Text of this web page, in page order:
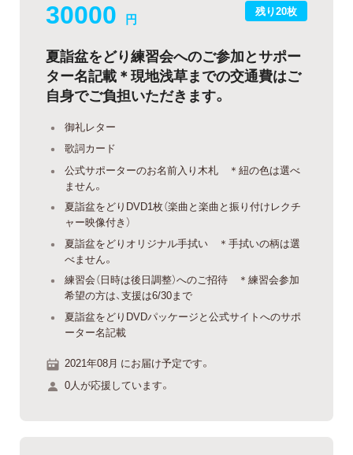
残り20枚
30000 円
夏詣盆をどり練習会へのご参加とサポー
ター名記載＊現地浅草までの交通費はご
自身でご負担いただきます。
御礼レター
歌詞カード
公式サポーターのお名前入り木札 ＊紐の色は選べ
ません。
夏詣盆をどりDVD1枚（楽曲と楽曲と振り付けレクチ
ャー映像付き）
夏詣盆をどりオリジナル手拭い ＊手拭いの柄は選
べません。
練習会（日時は後日調整）へのご招待 ＊練習会参加
希望の方は、支援は6/30まで
夏詣盆をどりDVDパッケージと公式サイトへのサポ
ーター名記載
2021年08月 にお届け予定です。
0人が応援しています。